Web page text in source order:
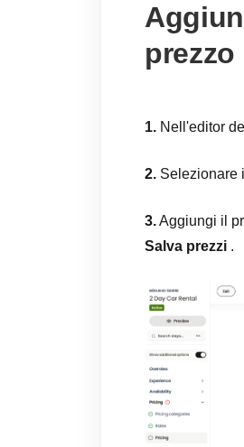
prezzo
1. Nell'editor
2. Selezionare il
3.Aggiungi il
Salva prezzi .